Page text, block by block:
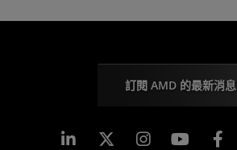
訂閱 AMD 的最新消息
Linkedin Instagram